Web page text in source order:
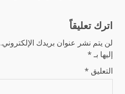
اترك تعليقاً
لن يتم نشر عنوان بريدك الإلكتروني.
إليها بـ*
التعليق *